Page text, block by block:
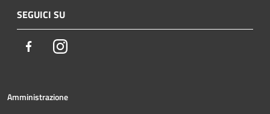
SEGUICI SU
FacebookInstagram
Amministrazione